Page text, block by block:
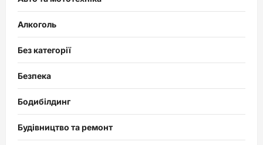
Алкоголь
Без категорії
Безпека
Бодибілдинг
Будівництво та ремонт